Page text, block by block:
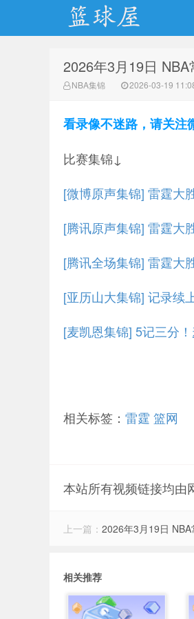
NBA录像网
2026年3月19日
NBA集锦 2026-03-19
看录像不迷路，请关注
比赛集锦↓
[微博原声集锦] 雷霆大
[腾讯原声集锦] 雷霆大
[腾讯全场集锦] 雷霆大
[亚历山大集锦] 记录续
[麦凯恩集锦] 5记三分
相关标签： 雷霆 篮网
本站所有视频链接均由
上一篇： 2026年3月19日
相关推荐